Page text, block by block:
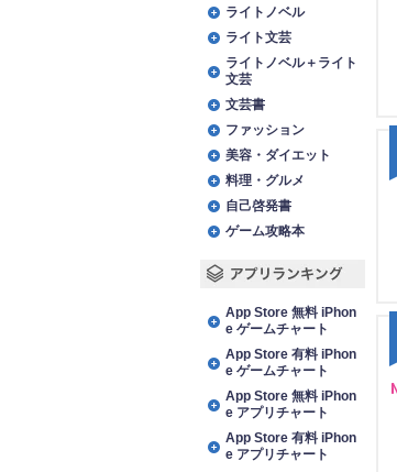
ライトノベル
ライト文芸
ライトノベル＋ライト
文芸
文芸書
ファッション
美容・ダイエット
料理・グルメ
自己啓発書
ゲーム攻略本
App Store 無料 iPhon
e ゲームチャート
App Store 有料 iPhon
e ゲームチャート
App Store 無料 iPhon
e アプリチャート
App Store 有料 iPhon
e アプリチャート